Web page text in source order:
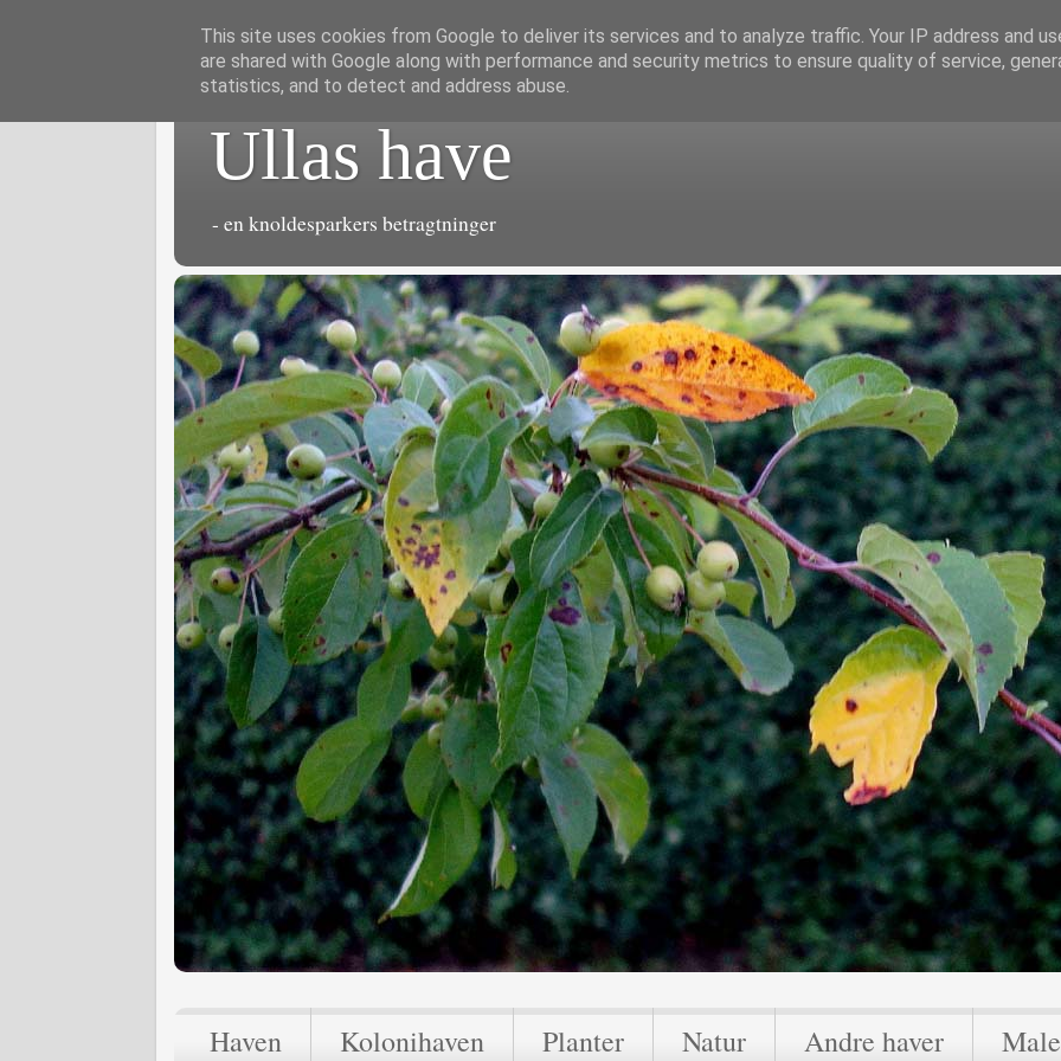
Ullas have
- en knoldesparkers betragtninger
Haven Kolonihaven Planter Natur Andre haver
This site uses cookies from Google to deliver its services and to analyze traffic. Your IP address and
are shared with Google along with performance and security metrics to ensure quality of service,
statistics, and to detect and address abuse.